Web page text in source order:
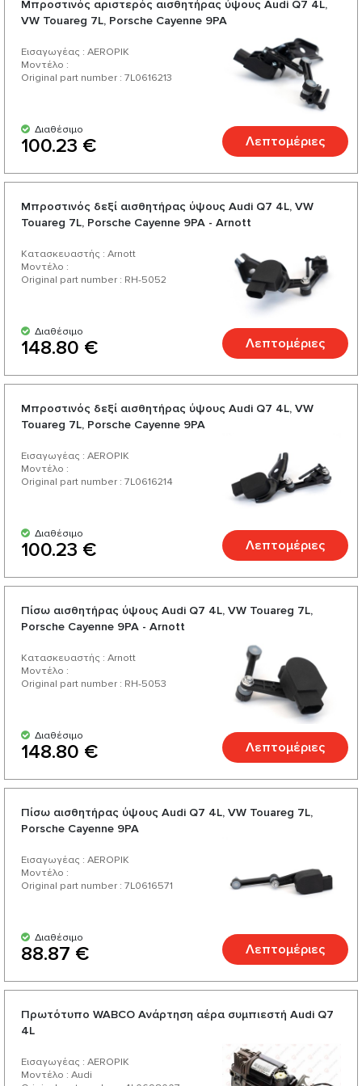
προϊόντα για το αυτοκίνητό σας.
Μπροστινός αριστερός αισθητήρας ύψους Audi Q7 4L,
VW Touareg 7L, Porsche Cayenne 9PA
Εισαγωγέας : AEROPIK
Μοντέλο :
Original part number : 7L0616213
Διαθέσιμο
100.23 € Λεπτομέριες
Μπροστινός δεξί αισθητήρας ύψους Audi Q7 4L, VW
Touareg 7L, Porsche Cayenne 9PA - Arnott
Κατασκευαστής : Arnott
Μοντέλο :
Original part number : RH-5052
Διαθέσιμο
148.80 € Λεπτομέριες
Μπροστινός δεξί αισθητήρας ύψους Audi Q7 4L, VW
Touareg 7L, Porsche Cayenne 9PA
Εισαγωγέας : AEROPIK
Μοντέλο :
Original part number : 7L0616214
Διαθέσιμο
100.23 € Λεπτομέριες
Πίσω αισθητήρας ύψους Audi Q7 4L, VW Touareg 7L,
Porsche Cayenne 9PA - Arnott
Κατασκευαστής : Arnott
Μοντέλο :
Original part number : RH-5053
Διαθέσιμο
148.80 € Λεπτομέριες
Πίσω αισθητήρας ύψους Audi Q7 4L, VW Touareg 7L,
Porsche Cayenne 9PA
Εισαγωγέας : AEROPIK
Μοντέλο :
Original part number : 7L0616571
Διαθέσιμο
88.87 € Λεπτομέριες
Πρωτότυπο WABCO Ανάρτηση αέρα συμπιεστή Audi Q7
4L
Εισαγωγέας : AEROPIK
Μοντέλο : Audi